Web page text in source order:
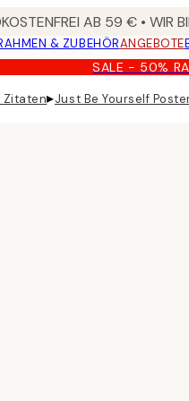
AB 59 € • WIR
& ZUBEHÖRANGEBOTE
SALE - 50%
Zitaten▸Just Be Yourself